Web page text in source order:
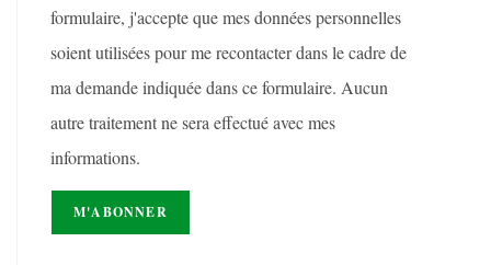
formulaire, j'accepte que mes données personnelles
soient utilisées pour me recontacter dans le cadre de
ma demande indiquée dans ce formulaire. Aucun
autre traitement ne sera effectué avec mes
informations.